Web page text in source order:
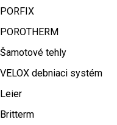
PORFIX
POROTHERM
Šamotové tehly
VELOX debniaci systém
Leier
Britterm